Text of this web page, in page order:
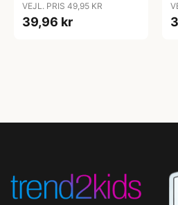
Pink/Coral
VEJL. PRIS 49,95 KR
39,96 kr